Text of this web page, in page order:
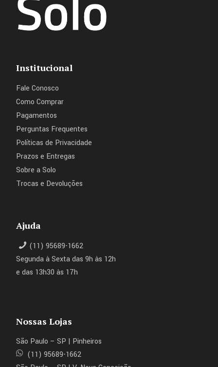
Institucional
Fale Conosco
Como Comprar
Pagamentos
Perguntas Frequentes
Políticas de Privacidade
Prazos e Entregas
Sobre a Solo
Trocas e Devoluções
Ajuda
(11) 95689-1662
Segunda à Sexta das 9h às 12h
e das 13h30 às 17h
Nossas Lojas
São Paulo – SP | Pinheiros
(11) 95689-1662